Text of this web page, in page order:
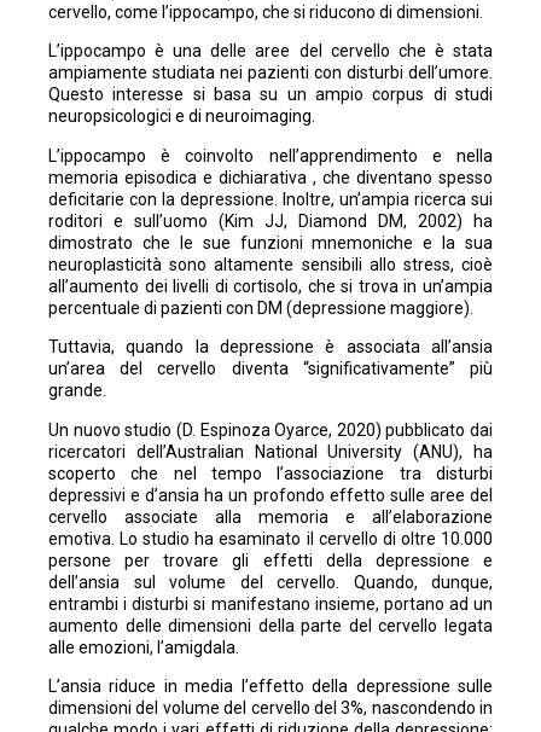
cervello, come l’ippocampo, che si riducono di dimensioni.
L’ippocampo è una delle aree del cervello che è stata
ampiamente studiata nei pazienti con disturbi dell’umore.
Questo interesse si basa su un ampio corpus di studi
neuropsicologici e di neuroimaging.
L’ippocampo è coinvolto nell’apprendimento e nella
memoria episodica e dichiarativa , che diventano spesso
deficitarie con la depressione. Inoltre, un’ampia ricerca sui
roditori e sull’uomo (Kim JJ, Diamond DM, 2002) ha
dimostrato che le sue funzioni mnemoniche e la sua
neuroplasticità sono altamente sensibili allo stress, cioè
all’aumento dei livelli di cortisolo, che si trova in un’ampia
percentuale di pazienti con DM (depressione maggiore).
Tuttavia, quando la depressione è associata all’ansia
un’area del cervello diventa “significativamente” più
grande.
Un nuovo studio (D. Espinoza Oyarce, 2020) pubblicato dai
ricercatori dell’Australian National University (ANU), ha
scoperto che nel tempo l’associazione tra disturbi
depressivi e d’ansia ha un profondo effetto sulle aree del
cervello associate alla memoria e all’elaborazione
emotiva. Lo studio ha esaminato il cervello di oltre 10.000
persone per trovare gli effetti della depressione e
dell’ansia sul volume del cervello. Quando, dunque,
entrambi i disturbi si manifestano insieme, portano ad un
aumento delle dimensioni della parte del cervello legata
alle emozioni, l’amigdala.
L’ansia riduce in media l’effetto della depressione sulle
dimensioni del volume del cervello del 3%, nascondendo in